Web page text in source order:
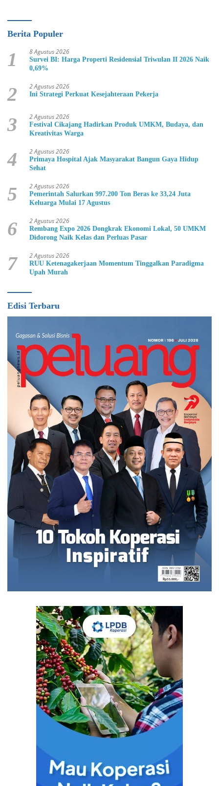
Berita Populer
1 8 Agustus 2026
Survei BI: Harga Properti Residensial Triwulan II 2026 Naik
0,69%
2 2 Agustus 2026
Ini Strategi Perkuat Kesejahteraan Pekerja
3 2 Agustus 2026
Festival Cikajang Hadirkan Produk UMKM, Budaya, dan
Kreativitas Warga
4 2 Agustus 2026
Primaya Hospital Ajak Masyarakat Bangun Gaya Hidup
Sehat
5 2 Agustus 2026
Pemerintah Salurkan 997.200 Ton Beras ke 33,24 Juta
Keluarga Mulai 17 Agustus
6 2 Agustus 2026
Rembang Expo 2026 Dongkrak Ekonomi Lokal, 50 UMKM
Didorong Naik Kelas dan Perluas Pasar
7 2 Agustus 2026
RUU Ketenagakerjaan Momentum Tinggalkan Paradigma
Upah Murah
Edisi Terbaru